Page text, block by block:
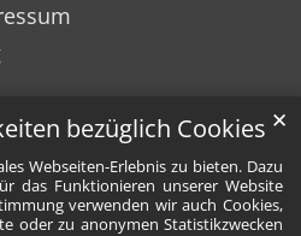
bezüglich Cookies
Webseiten-Erlebnis zu bieten. Dazu
das Funktionieren unserer Website
verwenden wir auch Cookies,
oder zu anonymen Statistikzwecken
✕